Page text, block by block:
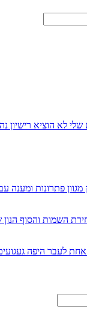
לא הוציא רישיון
פתרונות ומענה
השמות והסוף הנון
לעבר היפה